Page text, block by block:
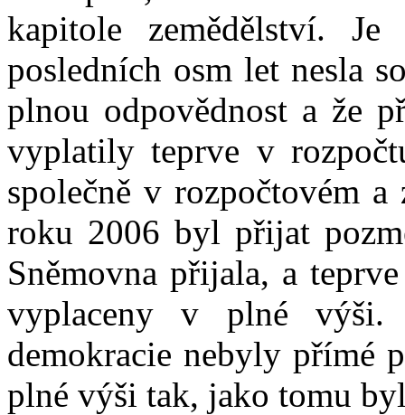
kapitole zemědělství.
posledních osm let nesla
plnou odpovědnost a že
vyplatily teprve v
společně v rozpočtovém
roku 2006 byl přijat
Sněmovna přijala, a
vyplaceny v plné
demokracie nebyly přímé
plné výši tak, jako tomu